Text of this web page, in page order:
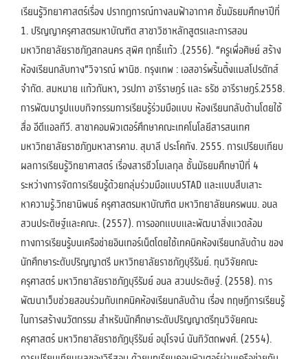
เรียนรู้วิทยาศาสตร์เรื่อง ปรากฏการณ์ทางลมฟ้าอากาศ ชั้นมัธยมศึกษาปีที่
1. ปริญญาครุศาสตรมหาบัณฑิต สาขาวิชาหลักสูตรและการสอน
มหาวิทยาลัยราชภัฏสกลนคร สุพิศ ฤทธิ์แก้ว .(2556). “ครูเพื่อศิษย์ สร้าง
ห้องเรียนกลับทาง”วิจารณ์ พานิช. กรุงเทพ : เอสอาร์พริ้นติ้งแมสโปรดักส์
จำกัด. สมหมาย แก้วกันหา, วรปภา อารีราษฎร์ และ ธรัช อารีราษฎร์.2558.
การพัฒนารูปแบบกิจกรรมการเรียนรู้ร่วมมือแบบ ห้องเรียนกลับด้านโดยใช้
สื่อ อีดีแอลทีวี. สาขาคอมพิวเตอร์ศึกษาคณะเทคโนโลยีสารสนเทศ
มหาวิทยาลัยราชภัฏมหาสารคาม. สุมาลี ประโคทัง. 2555. การเปรียบเทียบ
ผลการเรียนรู้วิทยาศาสตร์ เรื่องสารชีวโมเลกุล ชั้นมัธยมศึกษาปีที่ 4
ระหว่างการจัดการเรียนรู้ด้วยกลุ่มร่วมมือแบบSTAD และแบบสืบเสาะ
หาความรู้.วิทยานิพนธ์ ครุศาสตรมหาบัณฑิต มหาวิทยาลัยนครพนม. อนล
สวนประดิษฐ์และคณะ. (2557). การออกแบบและพัฒนาสิ่งแวดล้อม
ทางการเรียนรู้บนเครือข่ายอินเทอร์เน็ตโดยใช้เทคนิคห้องเรียนกลับด้าน ของ
นักศึกษาระดับปริญญาตรี มหาวิทยาลัยราชภัฏบุรีรัมย์. ทุนวิจัยคณะ
ครุศาสตร์ มหาวิทยาลัยราชภัฏบุรีรัมย์ อนล สวนประดิษฐ์. (2558). การ
พัฒนาเว็บช่วยสอนร่วมกับเทคนิคห้องเรียนกลับด้าน เรื่อง ทฤษฎีการเรียนรู้
ในการสร้างนวัตกรรม สำหรับนักศึกษาระดับปริญญาตรีทุนวิจัยคณะ
ครุศาสตร์ มหาวิทยาลัยราชภัฏบุรีรัมย์ อนุโรจน์ นันทิวัตถพงศ์. (2554).